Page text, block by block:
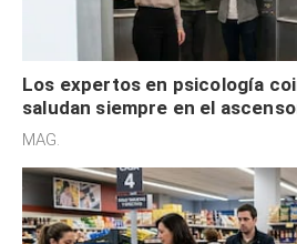
Los expertos en psicología
saludan siempre en el
defensiva y tienen apertura
MAG.